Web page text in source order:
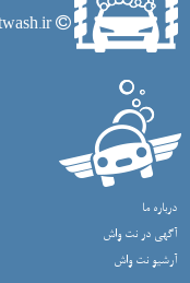
netwash.ir - تمام حقوق سایت نت واش محفوظ است
درباره ما
آگهی در نت واش
آرشیو نت واش